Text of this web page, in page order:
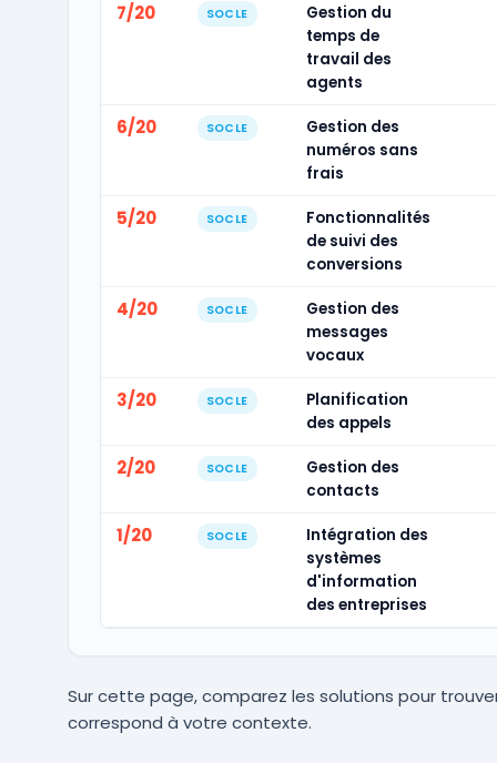
7/20 SOCLE
Gestion du
temps de
travail des
agents
6/20 SOCLE
Gestion des
numéros sans
frais
5/20 SOCLE
Fonctionnalités
de suivi des
conversions
4/20 SOCLE
Gestion des
messages
vocaux
3/20 SOCLE
Planification
des appels
2/20 SOCLE
Gestion des
contacts
1/20 SOCLE
Intégration des
systèmes
d'information
des entreprises
Sur cette page, comparez les solutions pour
correspond à votre contexte.